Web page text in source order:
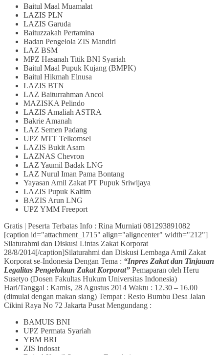
Baitul Maal Muamalat
LAZIS PLN
LAZIS Garuda
Baituzzakah Pertamina
Badan Pengelola ZIS Mandiri
LAZ BSM
MPZ Hasanah Titik BNI Syariah
Baitul Maal Pupuk Kujang (BMPK)
Baitul Hikmah Elnusa
LAZIS BTN
LAZ Baiturrahman Ancol
MAZISKA Pelindo
LAZIS Amaliah ASTRA
Bakrie Amanah
LAZ Semen Padang
UPZ MTT Telkomsel
LAZIS Bukit Asam
LAZNAS Chevron
LAZ Yaumil Badak LNG
LAZ Nurul Iman Pama Bontang
Yayasan Amil Zakat PT Pupuk Sriwijaya
LAZIS Pupuk Kaltim
BAZIS Arun LNG
UPZ YMM Freeport
Gratis | Peserta Terbatas Info : Rina Murniati 081293891082
[caption id="attachment_1715" align="aligncenter" width="212"]
Silaturahmi dan Diskusi Lintas Zakat Korporat
28/8/2014[/caption]Silaturahmi dan Diskusi Lembaga Amil Zakat
Korporat se-Indonesia Dengan Tema : “Inpres Zakat dan Tinjauan
Legalitas Pengelolaan Zakat Korporat” Pemaparan oleh Heru
Susetyo (Dosen Fakultas Hukum Universitas Indonesia)
Hari/Tanggal : Kamis, 28 Agustus 2014 Waktu : 12.30 – 16.00
(dimulai dengan makan siang) Tempat : Resto Bumbu Desa Jalan
Cikini Raya No 72 Jakarta Pusat Mengundang :
BAMUIS BNI
UPZ Permata Syariah
YBM BRI
ZIS Indosat